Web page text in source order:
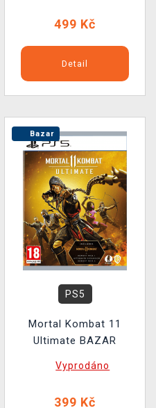
499 Kč
Detail
Bazar
PS5
Mortal Kombat 11
Ultimate BAZAR
Vyprodáno
399 Kč